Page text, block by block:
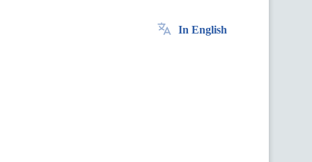
In English